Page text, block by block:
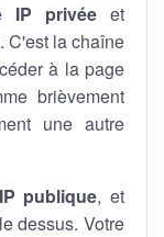
IP privée et
. C'est la chaîne
à la page
brièvement
une autre
publique, et
dessus. Votre